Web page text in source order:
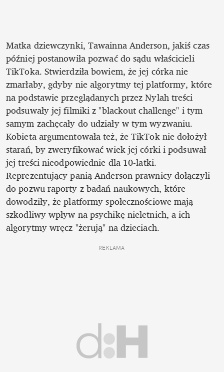
Matka dziewczynki, Tawainna Anderson, jakiś czas
później postanowiła pozwać do sądu właścicieli
TikToka. Stwierdziła bowiem, że jej córka nie
zmarłaby, gdyby nie algorytmy tej platformy, które
na podstawie przeglądanych przez Nylah treści
podsuwały jej filmiki z "blackout challenge" i tym
samym zachęcały do udziały w tym wyzwaniu.
Kobieta argumentowała też, że TikTok nie dołożył
starań, by zweryfikować wiek jej córki i podsuwał
jej treści nieodpowiednie dla 10-latki.
Reprezentujący panią Anderson prawnicy dołączyli
do pozwu raporty z badań naukowych, które
dowodziły, że platformy społecznościowe mają
szkodliwy wpływ na psychikę nieletnich, a ich
algorytmy wręcz "żerują" na dzieciach.
REKLAMA